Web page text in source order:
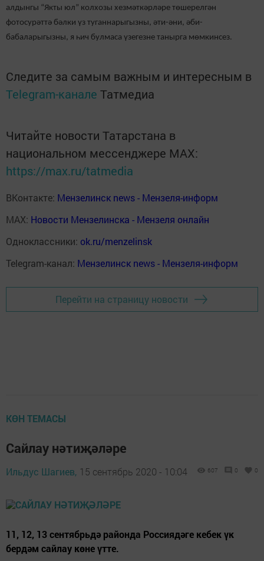
алдынгы “Якты юл” колхозы хезмәткәрләре төшерелгән
фотосурәттә бәлки үз туганнарыгызны, әти-әни, әби-
бабаларыгызны, я һич булмаса үзегезне танырга мөмкинсез.
Следите за самым важным и интересным в
Telegram-канале Татмедиа
Читайте новости Татарстана в
национальном мессенджере MАХ:
https://max.ru/tatmedia
ВКонтакте: Мензелинск news - Мензеля-информ
MAX: Новости Мензелинска - Мензеля онлайн
Одноклассники: ok.ru/menzelinsk
Telegram-канал: Мензелинск news - Мензеля-информ
Перейти на страницу новости
КӨН ТЕМАСЫ
Сайлау нәтиҗәләре
Ильдус Шагиев, 15 сентябрь 2020 - 10:04 607 0 0
11, 12, 13 сентябрьдә районда Россиядәге кебек үк
бердәм сайлау көне үтте.